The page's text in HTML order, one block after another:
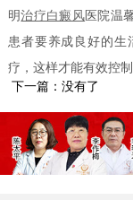
明治疗白癜风 医院温
患者要养成良好的生
疗，这样才能有效控
下一篇：没有了